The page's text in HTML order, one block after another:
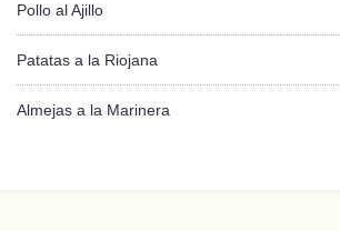
Pollo al Ajillo
Patatas a la Riojana
Almejas a la Marinera